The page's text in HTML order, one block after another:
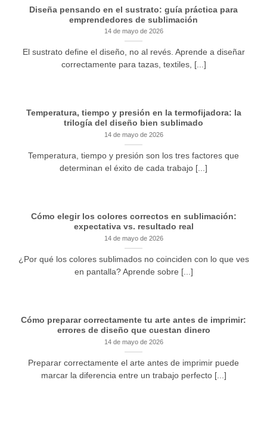
Diseña pensando en el sustrato: guía práctica para
emprendedores de sublimación
14 de mayo de 2026
El sustrato define el diseño, no al revés. Aprende a diseñar
correctamente para tazas, textiles, [...]
Temperatura, tiempo y presión en la termofijadora: la
trilogía del diseño bien sublimado
14 de mayo de 2026
Temperatura, tiempo y presión son los tres factores que
determinan el éxito de cada trabajo [...]
Cómo elegir los colores correctos en sublimación:
expectativa vs. resultado real
14 de mayo de 2026
¿Por qué los colores sublimados no coinciden con lo que ves
en pantalla? Aprende sobre [...]
Cómo preparar correctamente tu arte antes de imprimir:
errores de diseño que cuestan dinero
14 de mayo de 2026
Preparar correctamente el arte antes de imprimir puede
marcar la diferencia entre un trabajo perfecto [...]